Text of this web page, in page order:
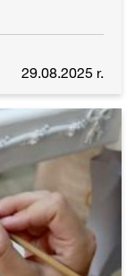
29.08.2025 r.